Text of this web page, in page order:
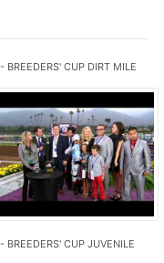
- BREEDERS' CUP DIRT MILE
- BREEDERS' CUP JUVENILE